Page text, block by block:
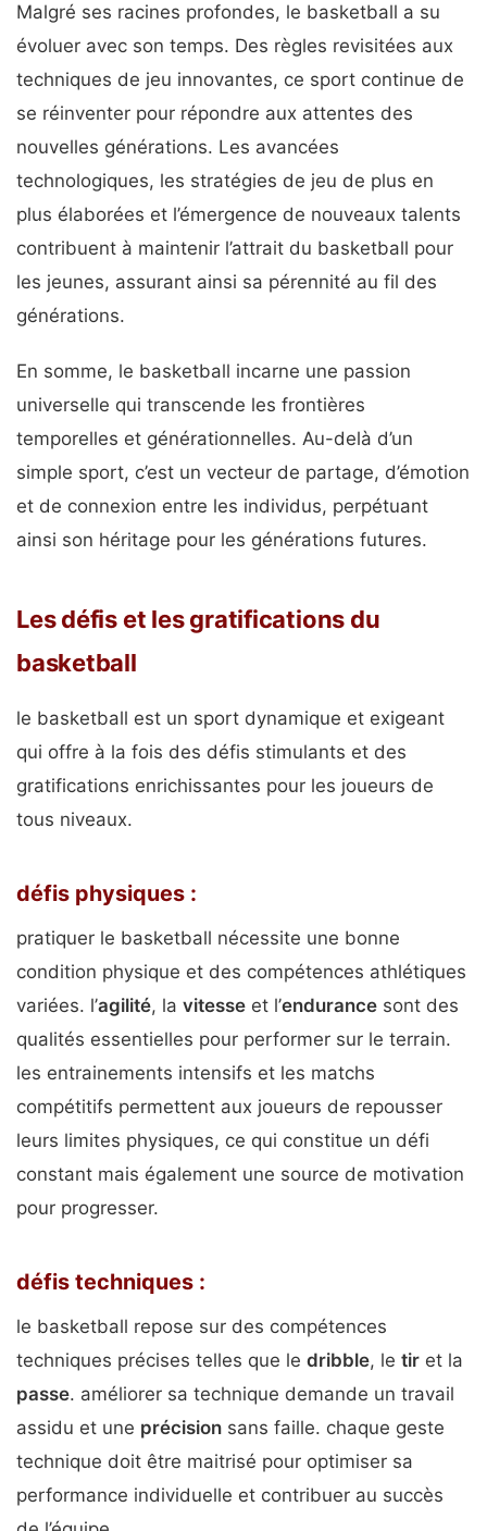
Malgré ses racines profondes, le basketball a su
évoluer avec son temps. Des règles revisitées aux
techniques de jeu innovantes, ce sport continue de
se réinventer pour répondre aux attentes des
nouvelles générations. Les avancées
technologiques, les stratégies de jeu de plus en
plus élaborées et l’émergence de nouveaux talents
contribuent à maintenir l’attrait du basketball pour
les jeunes, assurant ainsi sa pérennité au fil des
générations.
En somme, le basketball incarne une passion
universelle qui transcende les frontières
temporelles et générationnelles. Au-delà d’un
simple sport, c’est un vecteur de partage, d’émotion
et de connexion entre les individus, perpétuant
ainsi son héritage pour les générations futures.
Les défis et les gratifications du
basketball
le basketball est un sport dynamique et exigeant
qui offre à la fois des défis stimulants et des
gratifications enrichissantes pour les joueurs de
tous niveaux.
défis physiques :
pratiquer le basketball nécessite une bonne
condition physique et des compétences athlétiques
variées. l’agilité, la vitesse et l’endurance sont des
qualités essentielles pour performer sur le terrain.
les entrainements intensifs et les matchs
compétitifs permettent aux joueurs de repousser
leurs limites physiques, ce qui constitue un défi
constant mais également une source de motivation
pour progresser.
défis techniques :
le basketball repose sur des compétences
techniques précises telles que le dribble, le tir et la
passe. améliorer sa technique demande un travail
assidu et une précision sans faille. chaque geste
technique doit être maitrisé pour optimiser sa
performance individuelle et contribuer au succès